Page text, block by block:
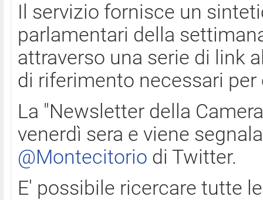
Il servizio fornisce un
parlamentari della
attraverso una serie di link
di riferimento necessari
La "Newsletter della
venerdì sera e viene
@Montecitorio di Twitter.
E' possibile ricercare tutte